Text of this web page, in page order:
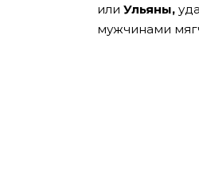
или Ульяны,
мужчинами